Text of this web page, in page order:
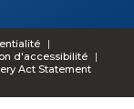
d'accessibilité
Act Statement